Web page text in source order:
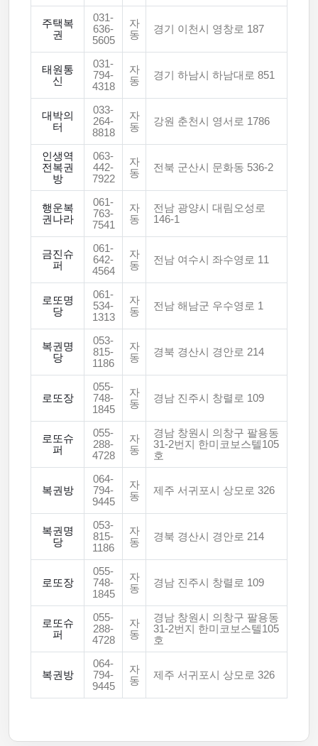
주택복
권
031-
636-
5605
자
동
경기 이천시 영창로 187
태원통
신
031-
794-
4318
자
동
경기 하남시 하남대로 851
대박의
터
033-
264-
8818
자
동
강원 춘천시 영서로 1786
인생역
전복권
방
063-
442-
7922
자
동
전북 군산시 문화동 536-2
행운복
권나라
061-
763-
7541
자
동
전남 광양시 대림오성로
146-1
금진슈
퍼
061-
642-
4564
자
동
전남 여수시 좌수영로 11
로또명
당
061-
534-
1313
자
동
전남 해남군 우수영로 1
복권명
당
053-
815-
1186
자
동
경북 경산시 경안로 214
로또장
055-
748-
1845
자
동
경남 진주시 창렬로 109
로또슈
퍼
055-
288-
4728
자
동
경남 창원시 의창구 팔용동
31-2번지 한미코보스텔105
호
복권방
064-
794-
9445
자
동
제주 서귀포시 상모로 326
복권명
당
053-
815-
1186
자
동
경북 경산시 경안로 214
로또장
055-
748-
1845
자
동
경남 진주시 창렬로 109
로또슈
퍼
055-
288-
4728
자
동
경남 창원시 의창구 팔용동
31-2번지 한미코보스텔105
호
복권방
064-
794-
9445
자
동
제주 서귀포시 상모로 326